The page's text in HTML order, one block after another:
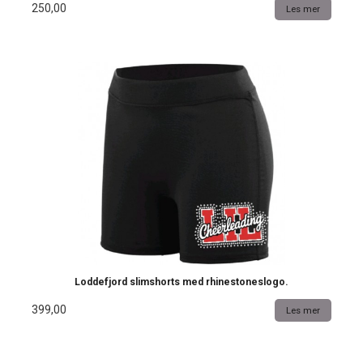
250,00 Les mer
Loddefjord slimshorts med rhinestoneslogo.
399,00 Les mer